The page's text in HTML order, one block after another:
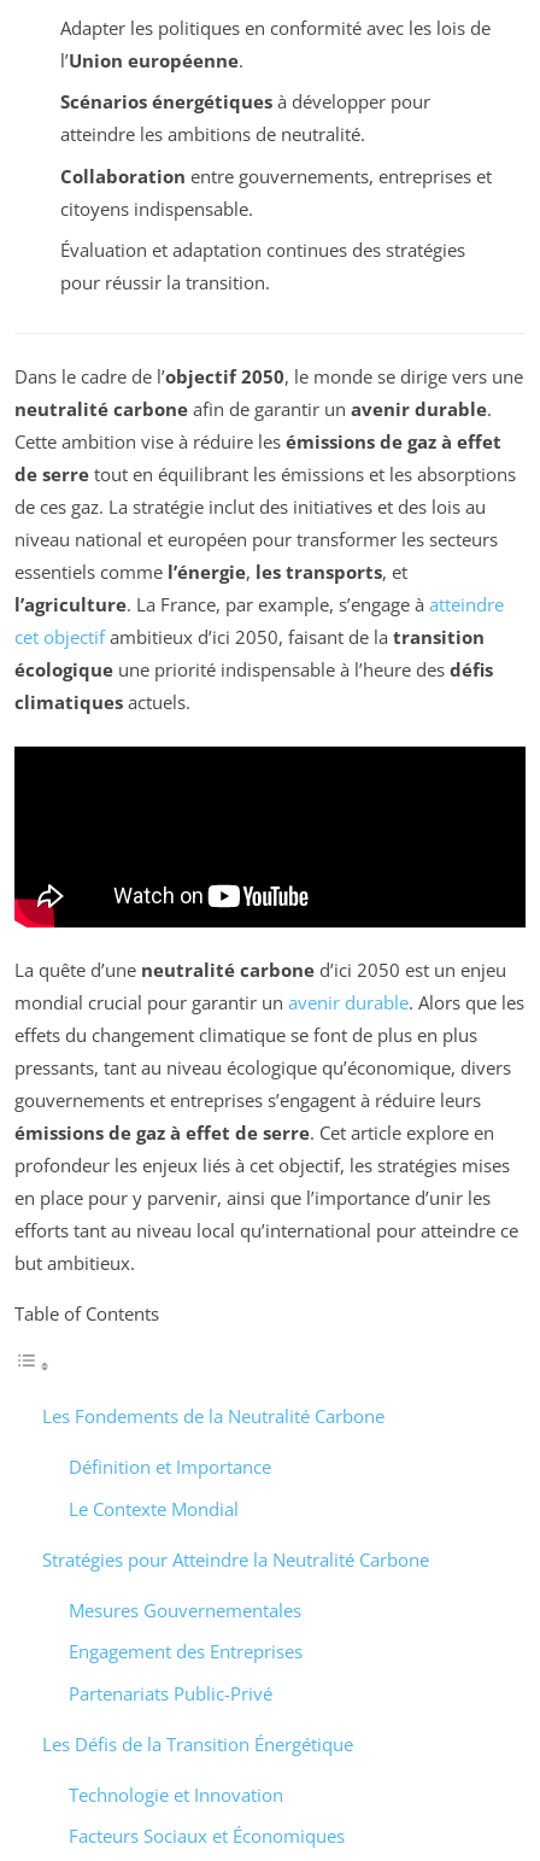
Adapter les politiques en conformité avec les lois de
l’Union européenne.
Scénarios énergétiquesà développer pour
atteindre les ambitions de neutralité.
Collaboration entre gouvernements, entreprises et
citoyens indispensable.
Évaluation et adaptation continues des stratégies
pour réussir la transition.
Dans le cadre de l’objectif 2050, le monde se dirige vers une
neutralité carbone afin de garantir un avenir durable.
Cette ambition vise à réduire les émissions de gaz à effet
de serre tout en équilibrant les émissions et les absorptions
de ces gaz. La stratégie inclut des initiatives et des lois au
niveau national et européen pour transformer les secteurs
essentiels comme l’énergie, les transports, et
l’agriculture. La France, par example, s’engage à atteindre
cet objectifambitieux d’ici 2050, faisant de la transition
écologique une priorité indispensable à l’heure des défis
climatiques actuels.
La quête d’une neutralité carbone d’ici 2050 est un enjeu
mondial crucial pour garantir un avenir durable. Alors que les
effets du changement climatique se font de plus en plus
pressants, tant au niveau écologique qu’économique, divers
gouvernements et entreprises s’engagent à réduire leurs
émissions de gaz à effet de serre. Cet article explore en
profondeur les enjeux liés à cet objectif, les stratégies mises
en place pour y parvenir, ainsi que l’importance d’unir les
efforts tant au niveau local qu’international pour atteindre ce
but ambitieux.
Table of Contents
Les Fondements de la Neutralité Carbone
Définition et Importance
Le Contexte Mondial
Stratégies pour Atteindre la Neutralité Carbone
Mesures Gouvernementales
Engagement des Entreprises
Partenariats Public-Privé
Les Défis de la Transition Énergétique
Technologie et Innovation
Facteurs Sociaux et Économiques